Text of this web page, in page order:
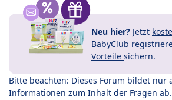
Neu hier? Jetzt
BabyClub
Vorteile sichern.
Bitte beachten: Dieses Forum bildet nur
Informationen zum Inhalt der Fragen